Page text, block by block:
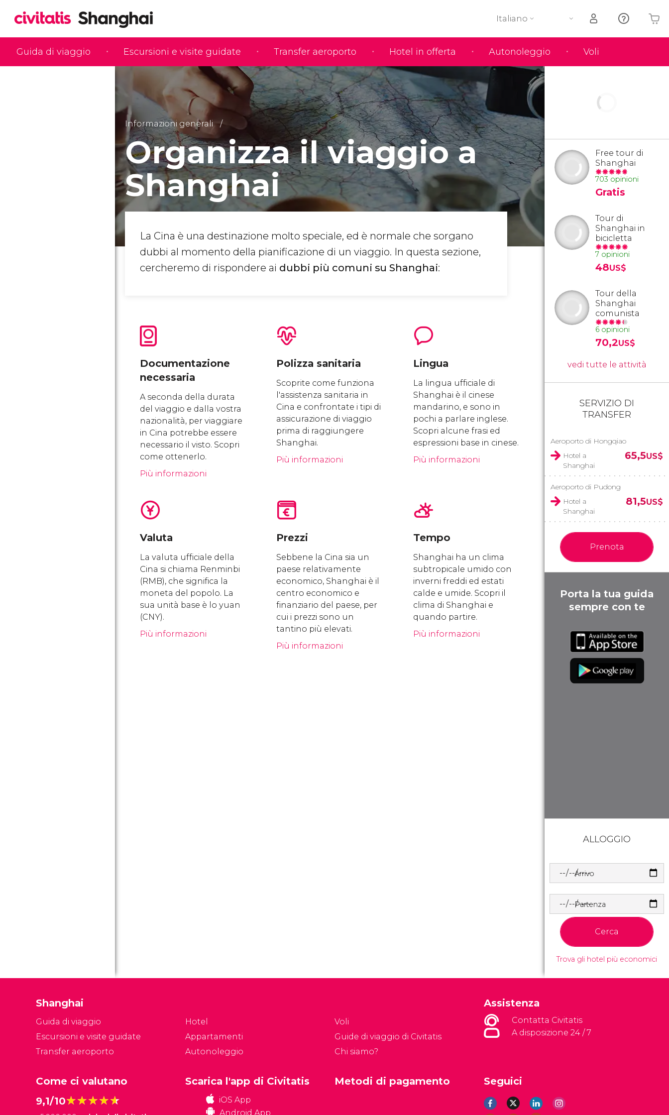
Guida di viaggio Escursioni e visite guidate Transfer aeroporto Hotel in offerta Autonoleggio Voli
Italiano
Il tuo carrello è vuoto
Informazioni generali
Organizza il viaggio a
Shanghai
La Cina è una destinazione molto speciale, ed è normale che sorgano
dubbi al momento della pianificazione di un viaggio. In questa sezione,
cercheremo di rispondere ai dubbi più comuni su Shanghai:
Documentazione
necessaria
A seconda della durata
del viaggio e dalla vostra
nazionalità, per viaggiare
in Cina potrebbe essere
necessario il visto. Scopri
come ottenerlo.
Più informazioni
Polizza sanitaria
Scoprite come funziona
l'assistenza sanitaria in
Cina e confrontate i tipi di
assicurazione di viaggio
prima di raggiungere
Shanghai.
Più informazioni
Lingua
La lingua ufficiale di
Shanghai è il cinese
mandarino, e sono in
pochi a parlare inglese.
Scopri alcune frasi ed
espressioni base in cinese.
Più informazioni
Valuta
La valuta ufficiale della
Cina si chiama Renminbi
(RMB), che significa la
moneta del popolo. La
sua unità base è lo yuan
(CNY).
Più informazioni
Prezzi
Sebbene la Cina sia un
paese relativamente
economico, Shanghai è il
centro economico e
finanziario del paese, per
cui i prezzi sono un
tantino più elevati.
Più informazioni
Tempo
Shanghai ha un clima
subtropicale umido con
inverni freddi ed estati
calde e umide. Scopri il
clima di Shanghai e
quando partire.
Più informazioni
Free tour di
Shanghai
703 opinioni
Gratis
Tour di
Shanghai in
bicicletta
7 opinioni
48US$
Tour della
Shanghai
comunista
6 opinioni
70,2US$
vedi tutte le attività
SERVIZIO DI
TRANSFER
Aeroporto di Hongqiao
Hotel a
Shanghai
65,5US$
Aeroporto di Pudong
Hotel a
Shanghai
81,5US$
Prenota
Porta la tua guida
sempre con te
ALLOGGIO
Arrivo
Partenza
Cerca
Trova gli hotel più economici
Shanghai
Guida di viaggio
Escursioni e visite guidate
Transfer aeroporto
Hotel
Appartamenti
Autonoleggio
Voli
Guide di viaggio di Civitatis
Chi siamo?
Assistenza
Contatta Civitatis
A disposizione 24 / 7
Come ci valutano
9,1/10★★★★★
★★★★★
Seguici
Scarica l'app di Civitatis
iOS App
Android App
Metodi di pagamento